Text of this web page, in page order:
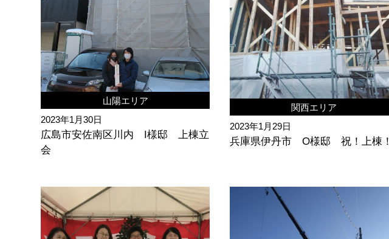
山陽エリア
2023年1月30日
広島市安佐南区川内 I様邸 上棟立
会
関西エリア
2023年1月29日
兵庫県伊丹市 O様邸 祝！上棟！